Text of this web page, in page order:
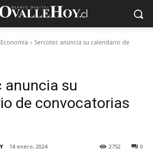
Economía
Sercotec anuncia su calendario de
anuncia su
de convocatorias
14 enero, 2024 0
2752